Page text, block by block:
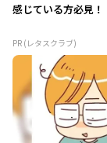
感じている方必見！
PR (レタスクラブ)